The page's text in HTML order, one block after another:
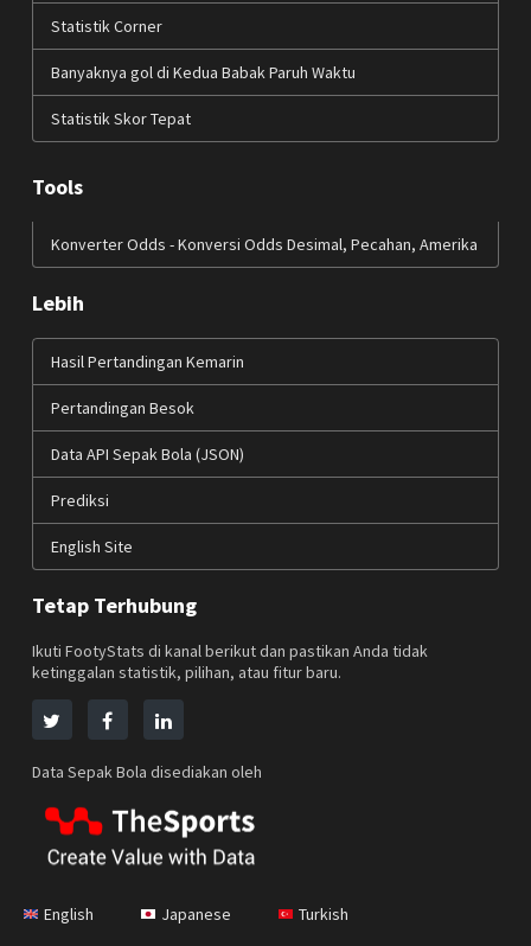
Statistik Corner
Banyaknya gol di Kedua Babak Paruh Waktu
Statistik Skor Tepat
Tools
Konverter Odds - Konversi Odds Desimal, Pecahan, Amerika
Lebih
Hasil Pertandingan Kemarin
Pertandingan Besok
Data API Sepak Bola (JSON)
Prediksi
English Site
Tetap Terhubung
Ikuti FootyStats di kanal berikut dan pastikan Anda tidak
ketinggalan statistik, pilihan, atau fitur baru.
Data Sepak Bola disediakan oleh
English Japanese Turkish